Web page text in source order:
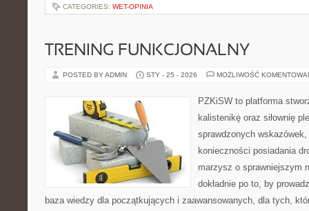
CATEGORIES: WET-OPINIA
TRENING FUNKCJONALNY
POSTED BY ADMIN STY - 25 - 2026 MOŻLIWOŚĆ
PZKiSW to platforma
kalistenikę oraz siłownię
sprawdzonych
konieczności posiadania
marzysz o sprawniejszym
dokładnie po to, by
baza wiedzy dla początkujących i zaawansowanych, dla tych,